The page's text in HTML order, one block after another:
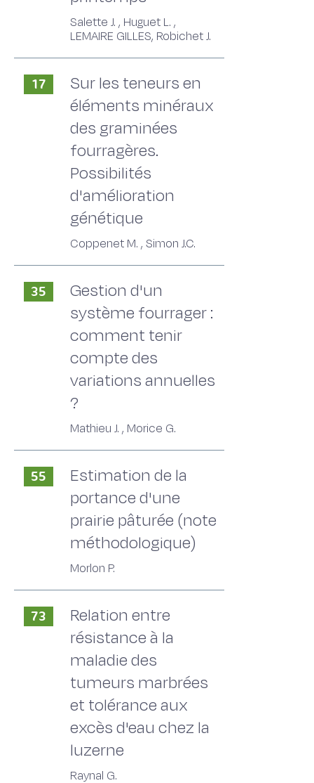
Salette J. , Huguet L. ,
LEMAIRE GILLES, Robichet J.
17
Sur les teneurs en
éléments minéraux
des graminées
fourragères.
Possibilités
d'amélioration
génétique
Coppenet M. , Simon J.C.
35
Gestion d'un
système fourrager :
comment tenir
compte des
variations annuelles
?
Mathieu J. , Morice G.
55
Estimation de la
portance d'une
prairie pâturée (note
méthodologique)
Morlon P.
73
Relation entre
résistance à la
maladie des
tumeurs marbrées
et tolérance aux
excès d'eau chez la
luzerne
Raynal G.